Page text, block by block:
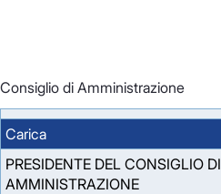
Consiglio di Amministrazione
Carica
PRESIDENTE DEL CONSIGLIO DI
AMMINISTRAZIONE